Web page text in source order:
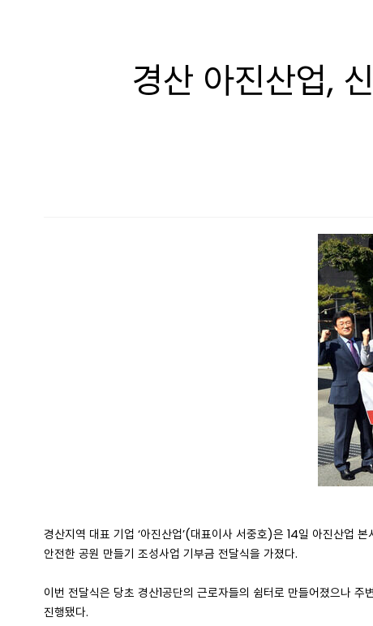
경산 아진산업,
경산지역 대표 기업 ‘아진산업’(대표이사 서중호)은 14일 아진산업
안전한 공원 만들기 조성사업 기부금 전달식을 가졌다.
이번 전달식은 당초 경산1공단의 근로자들의 쉼터로 만들어졌으나
진행됐다.